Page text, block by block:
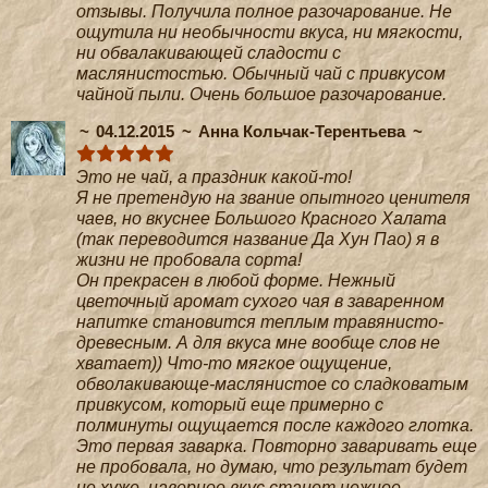
отзывы. Получила полное разочарование. Не
ощутила ни необычности вкуса, ни мягкости,
ни обвалакивающей сладости с
маслянистостью. Обычный чай с привкусом
чайной пыли. Очень большое разочарование.
04.12.2015
Анна Кольчак-Терентьева
Это не чай, а праздник какой-то!
Я не претендую на звание опытного ценителя
чаев, но вкуснее Большого Красного Халата
(так переводится название Да Хун Пао) я в
жизни не пробовала сорта!
Он прекрасен в любой форме. Нежный
цветочный аромат сухого чая в заваренном
напитке становится теплым травянисто-
древесным. А для вкуса мне вообще слов не
хватает)) Что-то мягкое ощущение,
обволакивающе-маслянистое со сладковатым
привкусом, который еще примерно с
полминуты ощущается после каждого глотка.
Это первая заварка. Повторно заваривать еще
не пробовала, но думаю, что результат будет